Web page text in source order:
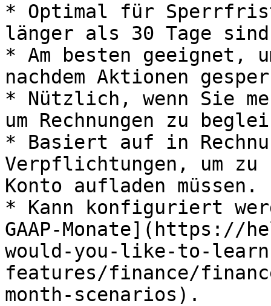
* Optimal für
länger als 30 Tage
* Am besten geeignet,
nachdem Aktionen
* Nützlich, wenn Sie
um Rechnungen zu
* Basiert auf in
Verpflichtungen, um
Konto aufladen müssen.
* Kann konfiguriert
GAAP-Monate](https://
would-you-like-to-
features/finance/
month-scenarios).